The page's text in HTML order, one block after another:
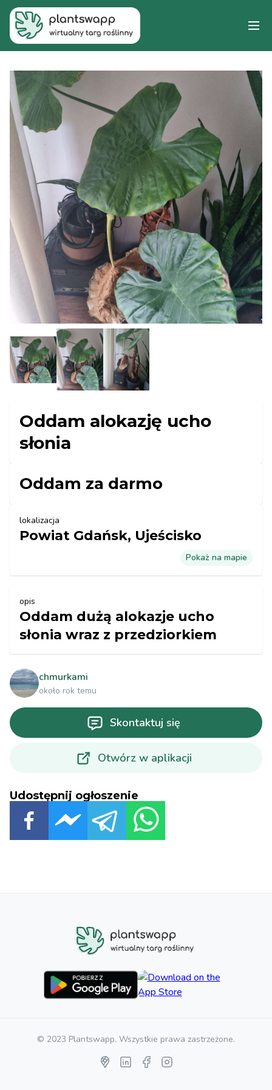
Oddam alokazję ucho
słonia
Oddam za darmo
lokalizacja
Powiat Gdańsk, Ujeścisko
Pokaż na mapie
opis
Oddam dużą alokazje ucho
słonia wraz z przedziorkiem
chmurkami
około rok temu
Skontaktuj się
Otwórz w aplikacji
Udostępnij ogłoszenie
© 2023 Plantswapp. Wszystkie prawa zastrzeżone.